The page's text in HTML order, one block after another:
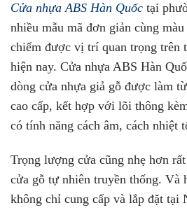
Cửa nhựa ABS Hàn Quốc tại
nhiều mẫu mã đơn giản cùng
chiếm được vị trí quan trọng trên
hiện nay. Cửa nhựa ABS Hàn
dòng cửa nhựa giả gỗ được làm
cao cấp, kết hợp với lõi thông
có tính năng cách âm, cách nhiệt
Trọng lượng cửa cũng nhẹ hơn
cửa gỗ tự nhiên truyền thống. Và
không chỉ cung cấp và lắp đặt tại